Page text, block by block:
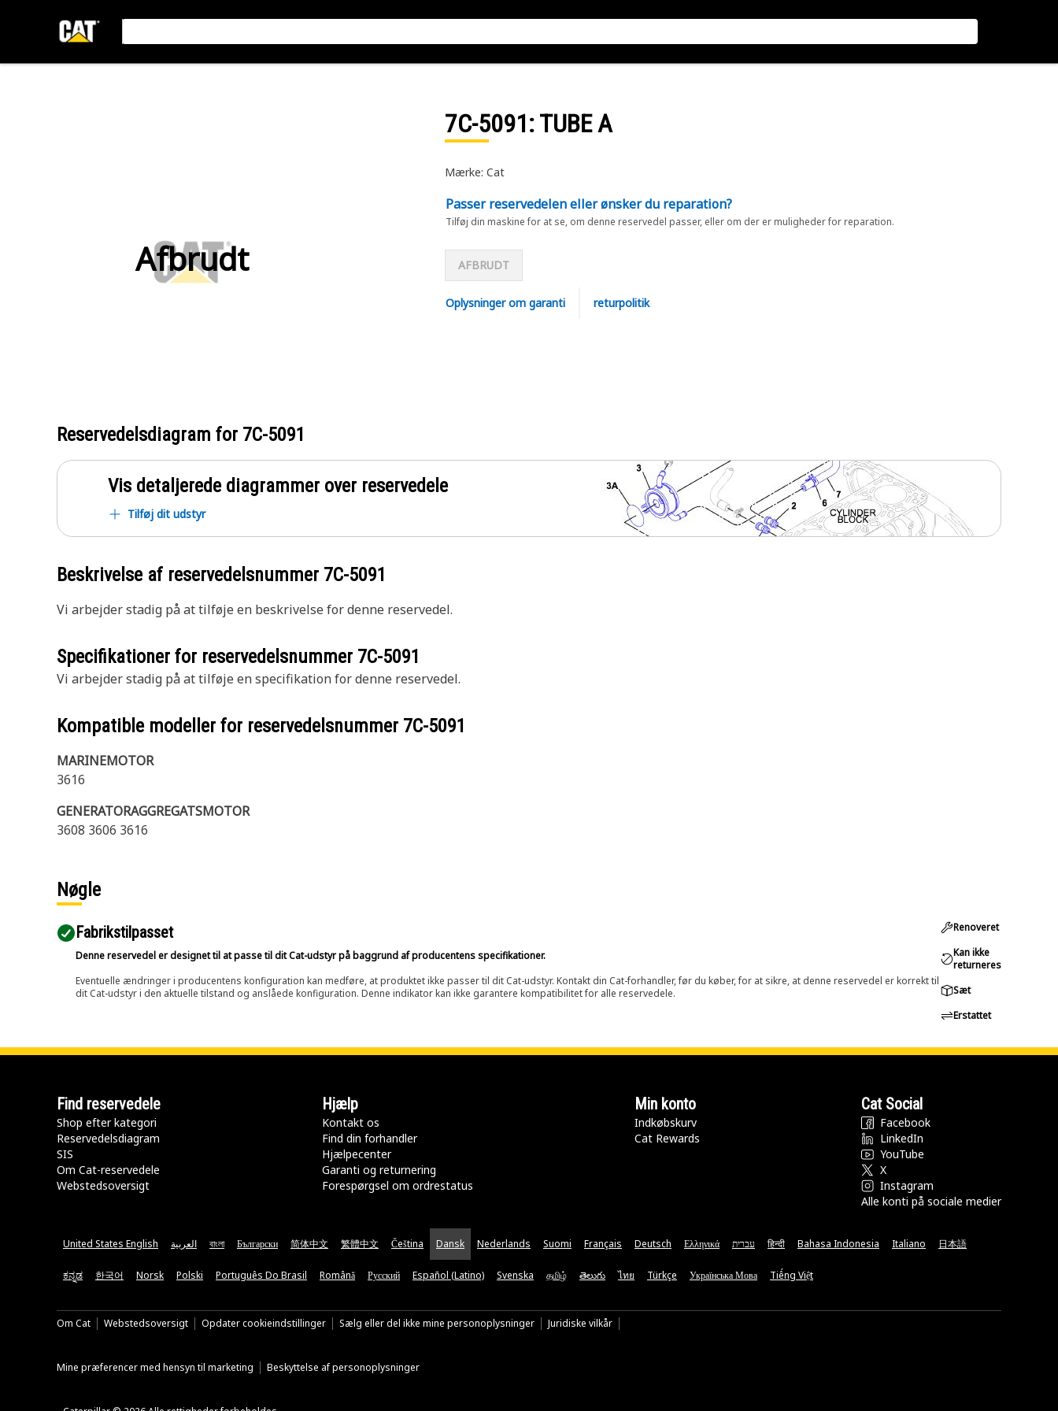
Afbrudt
7C-5091: TUBE A
Mærke: Cat
Passer reservedelen eller ønsker du reparation?
Tilføj din maskine for at se, om denne reservedel passer, eller om der er muligheder for reparation.
AFBRUDT
Oplysninger om garanti returpolitik
Reservedelsdiagram for 7C-5091
Vis detaljerede diagrammer over reservedele
Tilføj dit udstyr
Beskrivelse af reservedelsnummer 7C-5091
Vi arbejder stadig på at tilføje en beskrivelse for denne reservedel.
Specifikationer for reservedelsnummer 7C-5091
Vi arbejder stadig på at tilføje en specifikation for denne reservedel.
Kompatible modeller for reservedelsnummer 7C-5091
MARINEMOTOR
3616
GENERATORAGGREGATSMOTOR
3608 3606 3616
Nøgle
Fabrikstilpasset
Denne reservedel er designet til at passe til dit Cat-udstyr på baggrund af producentens specifikationer.
Eventuelle ændringer i producentens konfiguration kan medføre, at produktet ikke passer til dit Cat-udstyr. Kontakt din Cat-forhandler, før du køber, for at sikre, at denne reservedel er korrekt til
dit Cat-udstyr i den aktuelle tilstand og anslåede konfiguration. Denne indikator kan ikke garantere kompatibilitet for alle reservedele.
Renoveret
Kan ikke
returneres
Sæt
Erstattet
Find reservedele
Shop efter kategori
Reservedelsdiagram
SIS
Om Cat-reservedele
Webstedsoversigt
Hjælp
Kontakt os
Find din forhandler
Hjælpecenter
Garanti og returnering
Forespørgsel om ordrestatus
Min konto
Indkøbskurv
Cat Rewards
Cat Social
Facebook
LinkedIn
YouTube
X
Instagram
Alle konti på sociale medier
United States English العربية বাংলা Български 简体中文 繁體中文 Čeština Dansk Nederlands Suomi Français Deutsch Ελληνικά עברית हिन्दी Bahasa Indonesia Italiano 日本語
ಕನ್ನಡ 한국어 Norsk Polski Português Do Brasil Română Русский Español (Latino) Svenska தமிழ் తెలుగు ไทย Türkçe Українська Мова Tiếng Việt
Om Cat Webstedsoversigt Opdater cookieindstillinger Sælg eller del ikke mine personoplysninger Juridiske vilkår
Mine præferencer med hensyn til marketing Beskyttelse af personoplysninger